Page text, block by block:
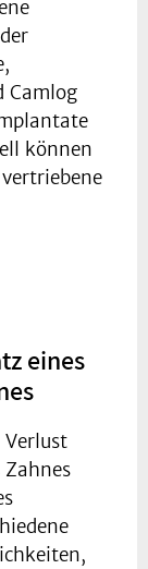
Camlog
können
eines
Verlust
Zahnes